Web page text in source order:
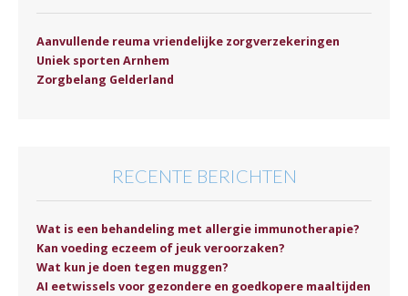
Aanvullende reuma vriendelijke zorgverzekeringen
Uniek sporten Arnhem
Zorgbelang Gelderland
RECENTE BERICHTEN
Wat is een behandeling met allergie immunotherapie?
Kan voeding eczeem of jeuk veroorzaken?
Wat kun je doen tegen muggen?
AI eetwissels voor gezondere en goedkopere maaltijden